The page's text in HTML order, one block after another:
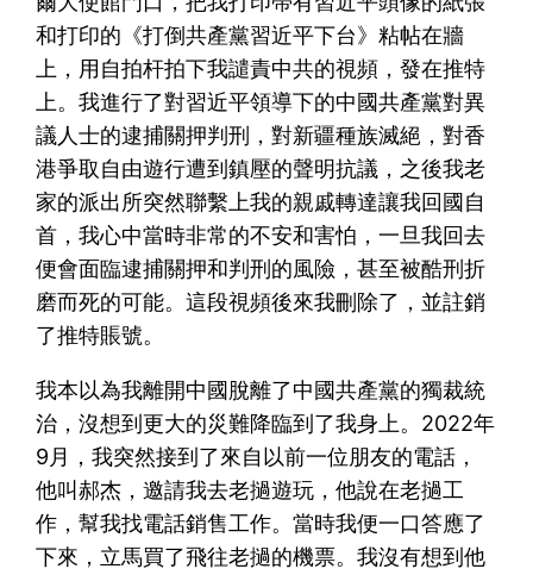
和打印的《打倒共產黨習近平下台》粘帖在牆
上，用自拍杆拍下我譴責中共的視頻，發在推特
上。我進行了對習近平領導下的中國共產黨對異
議人士的逮捕關押判刑，對新疆種族滅絕，對香
港爭取自由遊行遭到鎮壓的聲明抗議，之後我老
家的派出所突然聯繫上我的親戚轉達讓我回國自
首，我心中當時非常的不安和害怕，一旦我回去
便會面臨逮捕關押和判刑的風險，甚至被酷刑折
磨而死的可能。這段視頻後來我刪除了，並註銷
了推特賬號。
我本以為我離開中國脫離了中國共產黨的獨裁統
治，沒想到更大的災難降臨到了我身上。2022年
9月，我突然接到了來自以前一位朋友的電話，
他叫郝杰，邀請我去老撾遊玩，他說在老撾工
作，幫我找電話銷售工作。當時我便一口答應了
下來，立馬買了飛往老撾的機票。我沒有想到他